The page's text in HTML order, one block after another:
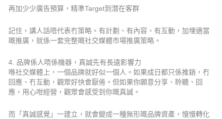
再加少少廣告預算，精準Target到潛在客群
記住，講人話唔代表冇策略。有計劃、有內容、有互動，加埋適當
嘅推廣，就係一套完整嘅社交媒體市場推廣策略。
4. 品牌係人唔係機器，真誠先有長遠影響力
喺社交媒體上，一個品牌就好似一個人。如果成日都只係推銷，冇
回應、冇互動，觀眾好快會厭倦。但如果你願意分享、聆聽、回
應，用心咁經營，觀眾會感受到你嘅真誠。
而「真誠感覺」一建立，就會變成一種無形嘅品牌資產，慢慢轉化